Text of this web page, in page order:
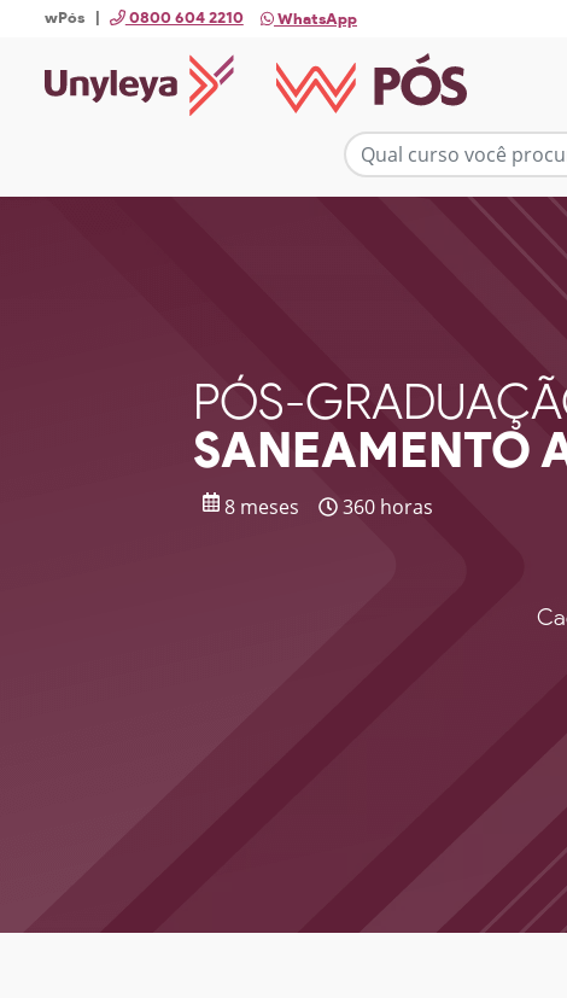
wPós | 0800 604 2210 WhatsApp
PÓS-
SANEAMENTO
8 meses 360 horas